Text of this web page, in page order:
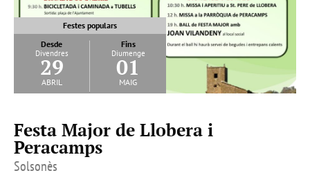
Festes populars
Desde
Divendres
29
abril
Fins
Diumenge
01
maig
Festa Major de Llobera i
Peracamps
Solsonès